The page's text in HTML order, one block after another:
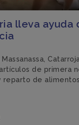
lleva ayuda
de primera
de